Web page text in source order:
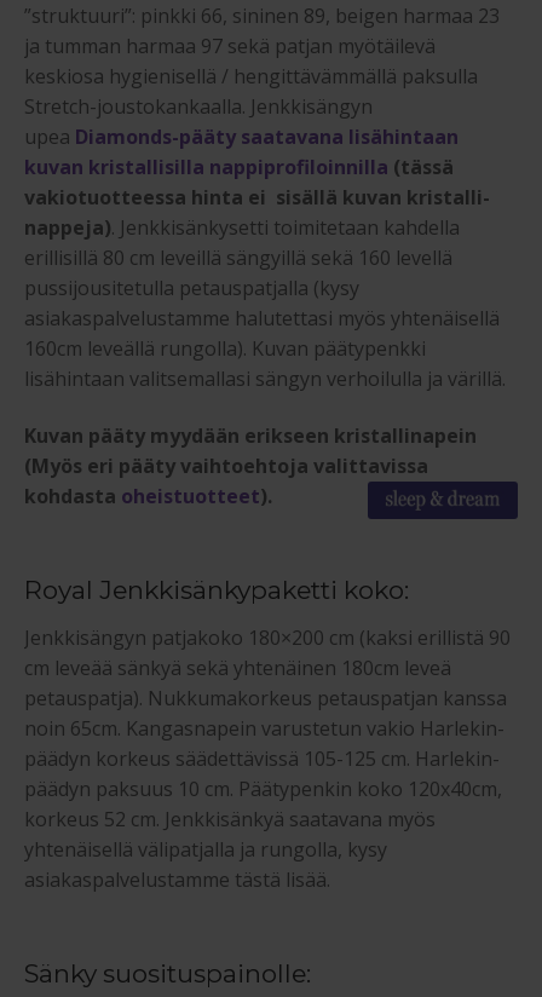
”struktuuri”: pinkki 66, sininen 89, beigen harmaa 23
ja tumman harmaa 97 sekä patjan myötäilevä
keskiosa hygienisellä / hengittävämmällä paksulla
Stretch-joustokankaalla. Jenkkisängyn
upea Diamonds-pääty saatavana lisähintaan
kuvan kristallisilla nappiprofiloinnilla (tässä
vakiotuotteessa hinta ei sisällä kuvan kristalli-
nappeja). Jenkkisänkysetti toimitetaan kahdella
erillisillä 80 cm leveillä sängyillä sekä 160 levellä
pussijousitetulla petauspatjalla (kysy
asiakaspalvelustamme halutettasi myös yhtenäisellä
160cm leveällä rungolla). Kuvan päätypenkki
lisähintaan valitsemallasi sängyn verhoilulla ja värillä.
Kuvan pääty myydään erikseen kristallinapein
(Myös eri pääty vaihtoehtoja valittavissa
kohdasta oheistuotteet).
Royal Jenkkisänkypaketti koko:
Jenkkisängyn patjakoko 180×200 cm (kaksi erillistä 90
cm leveää sänkyä sekä yhtenäinen 180cm leveä
petauspatja). Nukkumakorkeus petauspatjan kanssa
noin 65cm. Kangasnapein varustetun vakio Harlekin-
päädyn korkeus säädettävissä 105-125 cm. Harlekin-
päädyn paksuus 10 cm. Päätypenkin koko 120x40cm,
korkeus 52 cm. Jenkkisänkyä saatavana myös
yhtenäisellä välipatjalla ja rungolla, kysy
asiakaspalvelustamme tästä lisää.
Sänky suosituspainolle: